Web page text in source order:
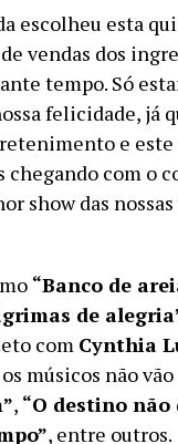
escolheu esta
vendas dos
tempo. Só
felicidade, já
e
chegando com o
show das
“Banco de
de
com Cynthia
músicos não
, “O destino não
, entre outros.